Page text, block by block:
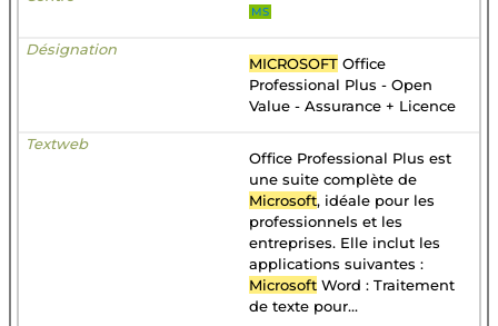
MS
MICROSOFT Office
Professional Plus - Open
Value - Assurance + Licence
Office Professional Plus est
une suite complète de
Microsoft, idéale pour les
professionnels et les
entreprises. Elle inclut les
applications suivantes :
Microsoft Word : Traitement
de texte pour...